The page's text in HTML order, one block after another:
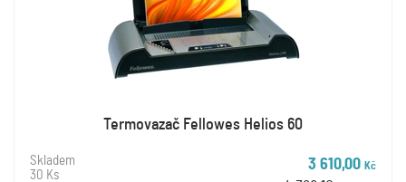
Termovazač Fellowes Helios 60
Skladem
30 Ks
3 610,00 Kč